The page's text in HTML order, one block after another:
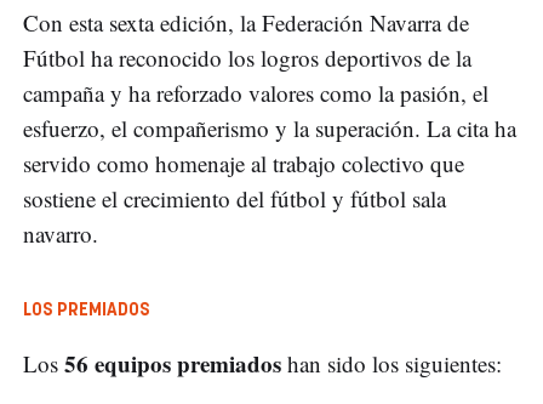
Con esta sexta edición, la Federación Navarra de
Fútbol ha reconocido los logros deportivos de la
campaña y ha reforzado valores como la pasión, el
esfuerzo, el compañerismo y la superación. La cita ha
servido como homenaje al trabajo colectivo que
sostiene el crecimiento del fútbol y fútbol sala
navarro.
LOS PREMIADOS
Los 56 equipos premiados han sido los siguientes: